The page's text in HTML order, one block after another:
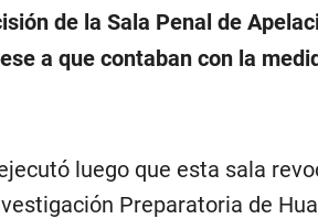
de la Sala Penal de
a que contaban con la
luego que esta sala
Preparatoria de